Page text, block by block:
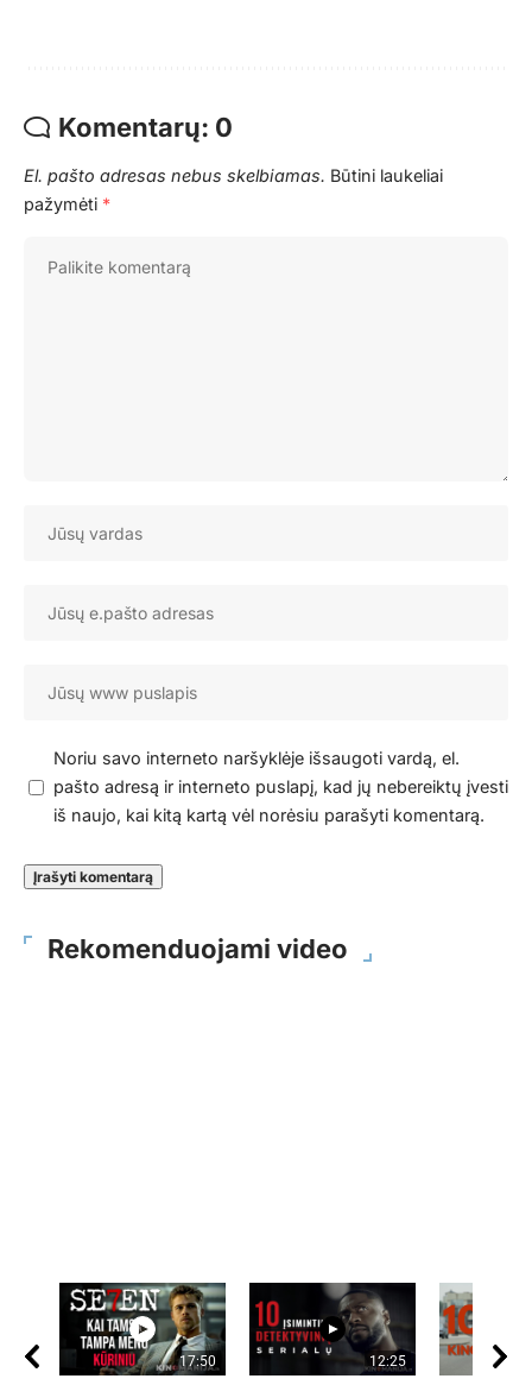
Komentarų: 0
El. pašto adresas nebus skelbiamas. Būtini laukeliai
pažymėti *
Noriu savo interneto naršyklėje išsaugoti vardą, el.
pašto adresą ir interneto puslapį, kad jų nebereiktų įvesti
iš naujo, kai kitą kartą vėl norėsiu parašyti komentarą.
Rekomenduojami video
17:50 12:25